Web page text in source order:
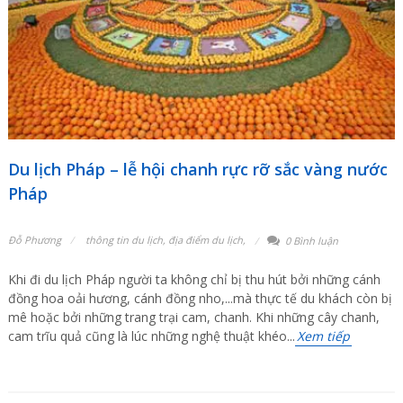
Du lịch Pháp – lễ hội chanh rực rỡ sắc vàng nước
Pháp
Đỗ Phương thông tin du lịch, địa điểm du lịch, 0 Bình luận
Khi đi du lịch Pháp người ta không chỉ bị thu hút bởi những cánh
đồng hoa oải hương, cánh đồng nho,...mà thực tế du khách còn bị
mê hoặc bởi những trang trại cam, chanh. Khi những cây chanh,
cam trĩu quả cũng là lúc những nghệ thuật khéo... Xem tiếp